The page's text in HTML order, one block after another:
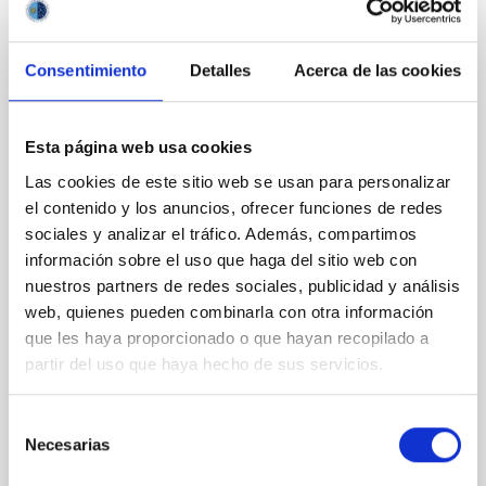
Consentimiento Detalles Acerca de las cookies
Esta página web usa cookies
Las cookies de este sitio web se usan para personalizar
el contenido y los anuncios, ofrecer funciones de redes
sociales y analizar el tráfico. Además, compartimos
información sobre el uso que haga del sitio web con
nuestros partners de redes sociales, publicidad y análisis
web, quienes pueden combinarla con otra información
que les haya proporcionado o que hayan recopilado a
partir del uso que haya hecho de sus servicios.
Necesarias
Magnetic Field Alignment with Dense
In a magnetically dominated model of star formation,
we expect to see alignments between the magnetic
field orientation of star-forming dense cores and the
cloud-scale magnetic field. A. Pandhi et al. showed
instead, however, that the orientation of cores and
their angular momentum vectors appear random
with respect to the larger-scale magnetic
Yin, Sean et al.
Fecha de publicación: 5 2026
BIBCODE